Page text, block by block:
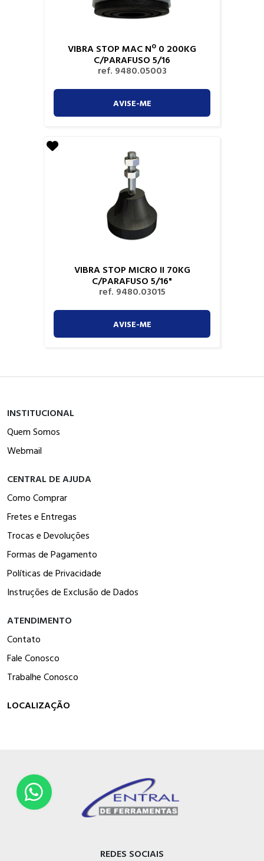
VIBRA STOP MAC Nº 0 200KG
C/PARAFUSO 5/16
ref. 9480.05003
AVISE-ME
VIBRA STOP MICRO II 70KG
C/PARAFUSO 5/16"
ref. 9480.03015
AVISE-ME
INSTITUCIONAL
Quem Somos
Webmail
CENTRAL DE AJUDA
Como Comprar
Fretes e Entregas
Trocas e Devoluções
Formas de Pagamento
Políticas de Privacidade
Instruções de Exclusão de Dados
ATENDIMENTO
Contato
Fale Conosco
Trabalhe Conosco
LOCALIZAÇÃO
REDES SOCIAIS